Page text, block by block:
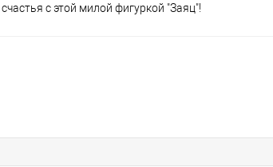
с этой милой фигуркой "Заяц"!